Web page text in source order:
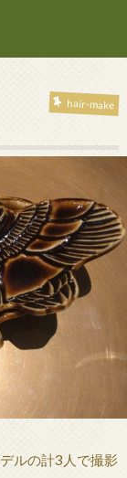
hair-make
ルの計3人で撮影